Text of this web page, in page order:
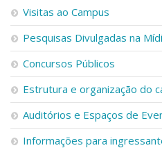
Visitas ao Campus
Pesquisas Divulgadas na
Concursos Públicos
Estrutura e organização do
Auditórios e Espaços de
Informações para